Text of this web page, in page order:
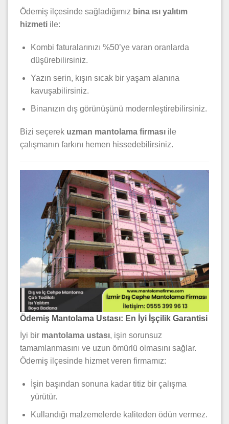
Ödemiş ilçesinde sağladığımız bina ısı yalıtım
hizmeti ile:
Kombi faturalarınızı %50’ye varan oranlarda
düşürebilirsiniz.
Yazın serin, kışın sıcak bir yaşam alanına
kavuşabilirsiniz.
Binanızın dış görünüşünü modernleştirebilirsiniz.
Bizi seçerek uzman mantolama firması ile
çalışmanın farkını hemen hissedebilirsiniz.
Ödemiş Mantolama Ustası: En İyi İşçilik Garantisi
İyi bir mantolama ustası, işin sorunsuz
tamamlanmasını ve uzun ömürlü olmasını sağlar.
Ödemiş ilçesinde hizmet veren firmamız:
İşin başından sonuna kadar titiz bir çalışma
yürütür.
Kullandığı malzemelerde kaliteden ödün vermez.